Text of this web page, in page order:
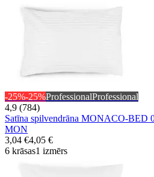
-25%-25%ProfessionalProfessional
4,9 (784)
Satīna spilvendrāna MONACO-BED
MON
3,04 €4,05 €
6 krāsas1 izmērs